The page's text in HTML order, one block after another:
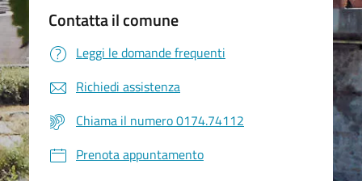
Contatta il comune
Leggi le domande frequenti
Richiedi assistenza
Chiama il numero 0174.74112
Prenota appuntamento